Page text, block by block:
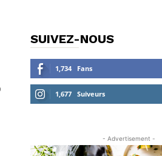
SUIVEZ-NOUS
1,734 Fans
1,677 Suiveurs
- Advertisement -